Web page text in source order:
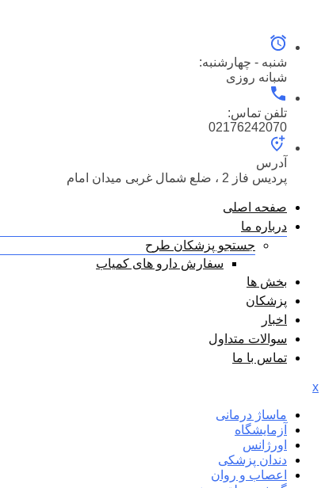
شنبه - چهارشنبه:
شبانه روزی
تلفن تماس:
02176242070
آدرس
پردیس فاز 2 ، ضلع شمال غربی میدان امام
صفحه اصلی
درباره ما
جستجو پزشکان طرح
سفارش دارو های کمیاب
بخش ها
پزشکان
اخبار
سوالات متداول
تماس با ما
x
ماساژ درمانی
آزمایشگاه
اورژانس
دندان پزشکی
اعصاب و روان